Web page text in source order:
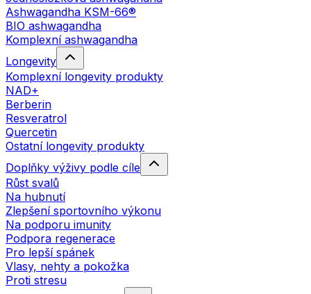
Ashwagandha KSM-66®
BIO ashwagandha
Komplexní ashwagandha
Longevity
Komplexní longevity produkty
NAD+
Berberin
Resveratrol
Quercetin
Ostatní longevity produkty
Doplňky výživy podle cíle
Růst svalů
Na hubnutí
Zlepšení sportovního výkonu
Na podporu imunity
Podpora regenerace
Pro lepší spánek
Vlasy, nehty a pokožka
Proti stresu